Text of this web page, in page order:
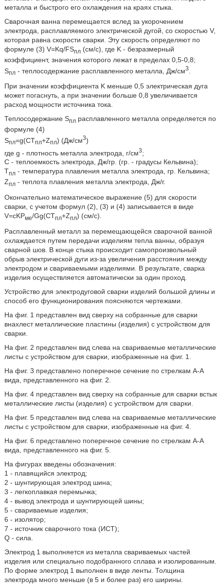
металла и быстрого его охлаждения на краях стыка.
Сварочная ванна перемещается вслед за укорочением
электрода, расплавляемого электрической дугой, со скоростью V,
которая равна скорости сварки. Эту скорость определяют по
формуле (3) V=Kq/FSпл(см/с), где K - безразмерный
коэффициент, значения которого лежат в пределах 0,5-0,8;
Sпл- теплосодержание расплавленного металла, Дж/см3
При значении коэффициента K меньше 0,5 электрическая дуга
может погаснуть, а при значении больше 0,8 увеличивается
расход мощности источника тока.
Теплосодержание Sплрасплавленного металла определяется по
формуле (4)
Sпл=g(CTпл+Zпл) (Дж/см3)
где g - плотность металла электрода, г/см3;
C - теплоемкость электрода, Дж/гр. (гр. - градусы Кельвина);
Tпл- температура плавления металла электрода, гр. Кельвина;
Zпл- теплота плавления металла электрода, Дж/г.
Окончательно математическое выражение (5) для скорости
сварки, с учетом формул (2), (3) и (4) записывается в виде
V=cKPме/Gg(CTпл+Zпл) (см/с).
Расплавленный металл за перемещающейся сварочной ванной
охлаждается путем передачи изделиям тепла ванны, образуя
сварной шов. В конце стыка происходит самопроизвольный
обрыв электрической дуги из-за увеличения расстояния между
электродом и свариваемыми изделиями. В результате, сварка
изделия осуществляется автоматически за один проход.
Устройство для электродуговой сварки изделий большой длины и
способ его функционирования поясняются чертежами.
На фиг. 1 представлен вид сверху на собранные для сварки
внахлест металлические пластины (изделия) с устройством для
сварки.
На фиг. 2 представлен вид слева на свариваемые металлические
листы с устройством для сварки, изображенные на фиг. 1.
На фиг. 3 представлено поперечное сечение по стрелкам А-А
вида, представленного на фиг. 2.
На фиг. 4 представлен вид сверху на собранные для сварки встык
металлические листы (изделия) с устройством для сварки.
На фиг. 5 представлен вид слева на свариваемые металлические
листы с устройством для сварки, изображенные на фиг. 4.
На фиг. 6 представлено поперечное сечение по стрелкам А-А
вида, представленного на фиг. 5.
На фигурах введены обозначения:
1 - плавящийся электрод;
2 - шунтирующая электрод шина;
3 - легкоплавкая перемычка;
4 - вывод электрода и шунтирующей шины;
5 - свариваемые изделия;
6 - изолятор;
7 - источник сварочного тока (ИСТ);
Q - сила.
Электрод 1 выполняется из металла свариваемых частей
изделия или специально подобранного сплава и изолированным.
По форме электрод 1 выполнен в виде ленты. Толщина
электрода много меньше (в 5 и более раз) его ширины.